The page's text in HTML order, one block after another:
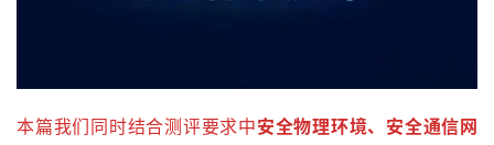
本篇我们同时结合测评要求中安全物理环境、安全通信网